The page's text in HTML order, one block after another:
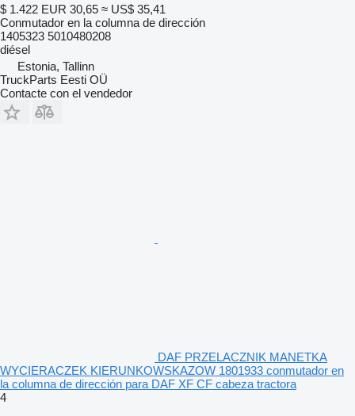
$ 1.422 EUR 30,65 ≈ US$ 35,41
Conmutador en la columna de dirección
1405323 5010480208
diésel
Estonia, Tallinn
TruckParts Eesti OÜ
Contacte con el vendedor
DAF PRZELACZNIK MANETKA
WYCIERACZEK KIERUNKOWSKAZOW 1801933 conmutador en
la columna de dirección para DAF XF CF cabeza tractora
4